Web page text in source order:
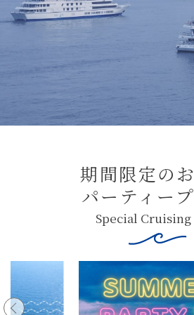
ウェディング
Wedding
船・航路について
Ship
お問い合わせ
Contact
Reservation
期間限定の
パーティー
Special Cruising